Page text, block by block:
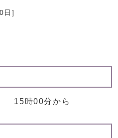
日 ]
15時00分から